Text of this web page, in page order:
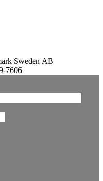
Sweden AB
7606